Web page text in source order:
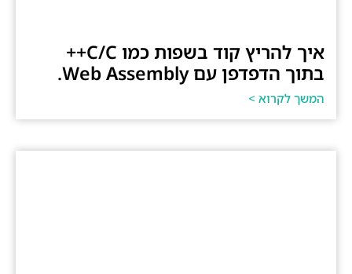
איך להריץ קוד בשפות כמו C/C++
בתוך הדפדפן עם Web Assembly.
המשך לקרוא >